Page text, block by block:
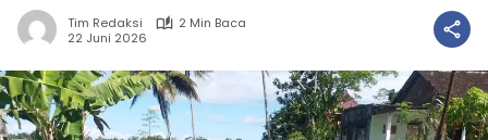
Tim Redaksi
2 Min Baca
22 Juni 2026